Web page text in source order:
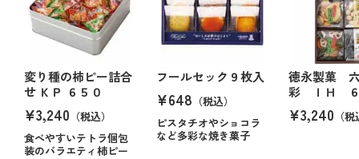
変り種の柿ピー詰合
せ ＫＰ ６５０
¥3,240 （税込）
食べやすいテトラ個包
装のバラエティ柿ピー
フールセック９枚入
¥648 （税込）
ピスタチオやショコラ
など多彩な焼き菓子
徳永製菓
彩 ＩＨ
¥3,240 （